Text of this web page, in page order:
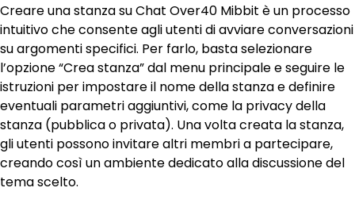
Creare una stanza su Chat Over40 Mibbit è un processo
intuitivo che consente agli utenti di avviare conversazioni
su argomenti specifici. Per farlo, basta selezionare
l’opzione “Crea stanza” dal menu principale e seguire le
istruzioni per impostare il nome della stanza e definire
eventuali parametri aggiuntivi, come la privacy della
stanza (pubblica o privata). Una volta creata la stanza,
gli utenti possono invitare altri membri a partecipare,
creando così un ambiente dedicato alla discussione del
tema scelto.